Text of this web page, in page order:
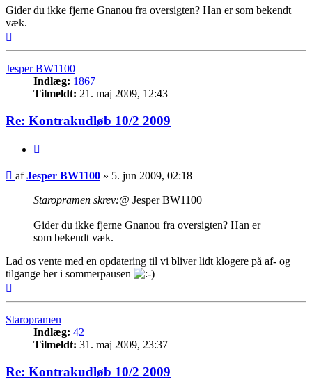
Gider du ikke fjerne Gnanou fra oversigten? Han er som bekendt
væk.
Jesper BW1100
Indlæg: 1867
Tilmeldt: 21. maj 2009, 12:43
Re: Kontrakudløb 10/2 2009
Indlæg
afJesper BW1100 » 5. jun 2009, 02:18
Staropramen skrev:@ Jesper BW1100
Gider du ikke fjerne Gnanou fra oversigten? Han er
som bekendt væk.
Lad os vente med en opdatering til vi bliver lidt klogere på af- og
tilgange her i sommerpausen
Staropramen
Indlæg: 42
Tilmeldt: 31. maj 2009, 23:37
Re: Kontrakudløb 10/2 2009